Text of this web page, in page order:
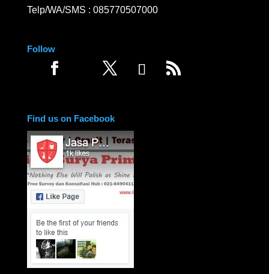
Telp/WA/SMS : 085770507000
Follow
Find us on Facebook